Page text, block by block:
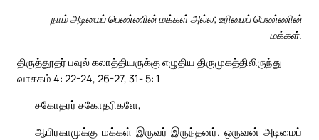
நாம் அடிமைப் பெண்ணின் மக்கள் அல்ல; உரிமைப் பெண்ணின்
மக்கள்.
திருத்தூதர் பவுல் கலாத்தியருக்கு எழுதிய திருமுகத்திலிருந்து
வாசகம் 4: 22-24, 26-27, 31- 5: 1
சகோதரர் சகோதரிகளே,
ஆபிரகாமுக்கு மக்கள் இருவர் இருந்தனர். ஒருவன் அடிமைப்